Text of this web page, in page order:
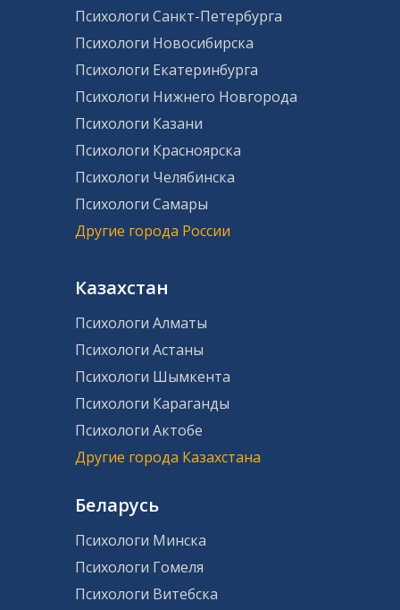
Психологи Санкт-Петербурга
Психологи Новосибирска
Психологи Екатеринбурга
Психологи Нижнего Новгорода
Психологи Казани
Психологи Красноярска
Психологи Челябинска
Психологи Самары
Другие города России
Казахстан
Психологи Алматы
Психологи Астаны
Психологи Шымкента
Психологи Караганды
Психологи Актобе
Другие города Казахстана
Беларусь
Психологи Минска
Психологи Гомеля
Психологи Витебска